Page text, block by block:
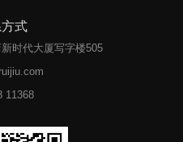
式
时代大厦写字楼505
11368